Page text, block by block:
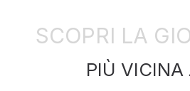
SCOPRI LA
PIÙ VICINA